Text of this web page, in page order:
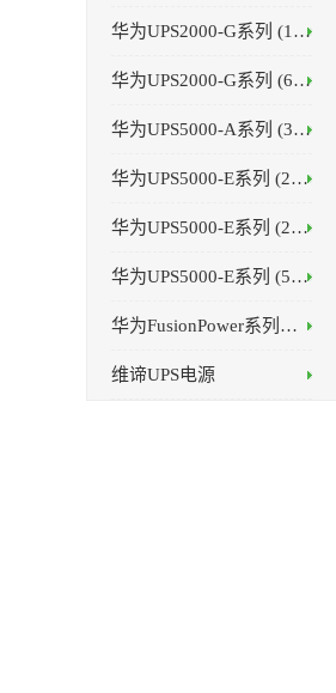
华为UPS2000-G系列 (1-3kVA )
华为UPS2000-G系列 (6-20kVA )
华为UPS5000-A系列 (30-120kVA )
华为UPS5000-E系列 (25-75kVA)
华为UPS5000-E系列 (25-125kVA)
华为UPS5000-E系列 (50-800kVA)
华为FusionPower系列（1200kVA）
维谛UPS电源